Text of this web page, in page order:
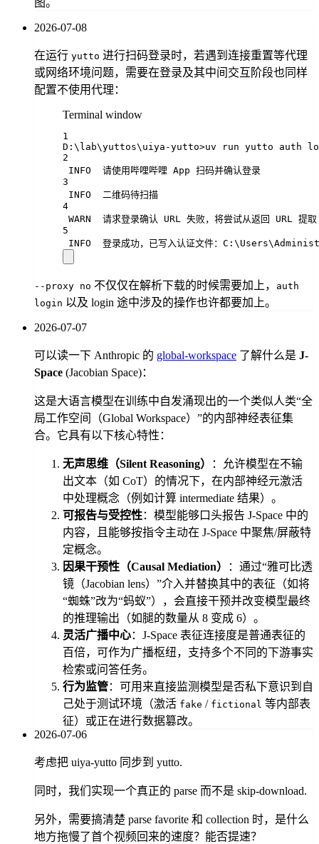
图。
2026-07-08
在运行 yutto 进行扫码登录时，若遇到连接重置等代理
或网络环境问题，需要在登录及其中间交互阶段也同样
配置不使用代理：
Terminal window
1
D:\lab\yuttos\uiya-yutto>uv run yutto auth
2
INFO
请使用哔哩哔哩 App 扫码并确认登录
3
INFO
二维码待扫描
4
WARN
请求登录确认 URL 失败，将尝试从返回 URL 提取
5
INFO
登录成功，已写入认证文件：C: \Users\A
--proxy no 不仅仅在解析下载的时候需要加上，
auth
login 以及 login 途中涉及的操作也许都要加上。
2026-07-07
可以读一下 Anthropic 的 global-workspace 了解什么是 J-
Space (Jacobian Space)：
这是大语言模型在训练中自发涌现出的一个类似人类“全
局工作空间（Global Workspace）”的内部神经表征集
合。它具有以下核心特性：
无声思维（Silent Reasoning）
：允许模型在不输
出文本（如 CoT）的情况下，在内部神经元激活
中处理概念（例如计算 intermediate 结果）。
可报告与受控性：模型能够口头报告 J-Space 中的
内容，且能够按指令主动在 J-Space 中聚焦/屏蔽特
定概念。
因果干预性（Causal Mediation）
：通过“雅可比透
镜（Jacobian lens）”介入并替换其中的表征（如将
“蜘蛛”改为“蚂蚁”），会直接干预并改变模型最终
的推理输出（如腿的数量从 8 变成 6）。
灵活广播中心：J-Space 表征连接度是普通表征的
百倍，可作为广播枢纽，支持多个不同的下游事实
检索或问答任务。
行为监管：可用来直接监测模型是否私下意识到自
己处于测试环境（激活 fake / fictional 等内部表
征）或正在进行数据篡改。
2026-07-06
考虑把 uiya-yutto 同步到 yutto.
同时，我们实现一个真正的 parse 而不是 skip-download.
另外，需要搞清楚 parse favorite 和 collection 时，是什么
地方拖慢了首个视频回来的速度？能否提速？